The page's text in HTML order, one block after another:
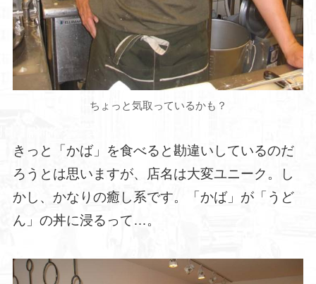
ちょっと気取っているかも？
きっと「かば」を食べると勘違いしているのだ
ろうとは思いますが、店名は大変ユニーク。し
かし、かなりの癒し系です。「かば」が「うど
ん」の丼に浸るって…。